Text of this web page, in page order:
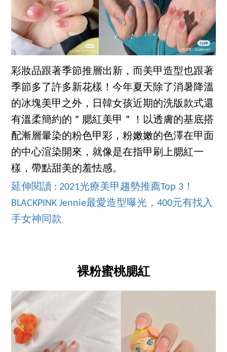
彩妝品跟著季節推層出新，而美甲造型也跟著
季節多了許多新花樣！今年夏天除了消暑降溫
的冰塊美甲之外，日韓女孩近期的洗版款式還
有溫柔簡約的＂腮紅美甲＂！以透膚的基底搭
配漸層暈染的粉色甲彩，粉嫩嫩的色澤在甲面
的中心渲染開來，就像是在指甲刷上腮紅一
樣，帶點甜美的羞怯感。
延伸閱讀 : 2021光療美甲趨勢推薦Top 3！
BLACKPINK Jennie最愛造型曝光，400元有找入
手女神同款
裸粉蜜桃腮紅